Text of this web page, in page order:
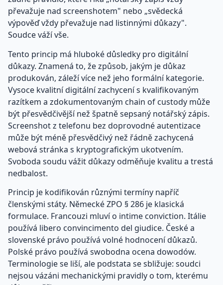
převažuje nad screenshotem" nebo „svědecká
výpověď vždy převažuje nad listinnými důkazy".
Soudce váží vše.
Tento princip má hluboké důsledky pro digitální
důkazy. Znamená to, že způsob, jakým je důkaz
produkován, záleží více než jeho formální kategorie.
Vysoce kvalitní digitální zachycení s kvalifikovaným
razítkem a zdokumentovaným chain of custody může
být přesvědčivější než špatně sepsaný notářský zápis.
Screenshot z telefonu bez doprovodné autentizace
může být méně přesvědčivý než řádně zachycená
webová stránka s kryptografickým ukotvením.
Svoboda soudu vážit důkazy odměňuje kvalitu a trestá
nedbalost.
Princip je kodifikován různými termíny napříč
členskými státy. Německé ZPO § 286 je klasická
formulace. Francouzi mluví o intime conviction. Itálie
používá libero convincimento del giudice. České a
slovenské právo používá volné hodnocení důkazů.
Polské právo používá swobodna ocena dowodów.
Terminologie se liší, ale podstata se sbližuje: soudci
nejsou vázáni mechanickými pravidly o tom, kterému